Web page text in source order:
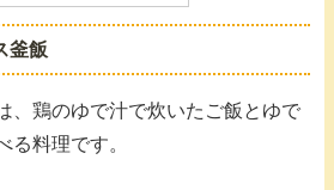
釜飯
、鶏のゆで汁で炊いたご飯とゆで
る料理です。